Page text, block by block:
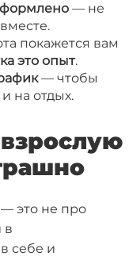
— не
покажется вам
это опыт.
— чтобы
на отдых.
— это не про
в
себе и